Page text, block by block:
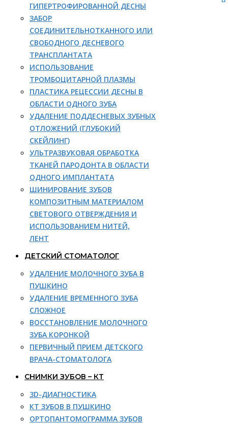
ГИПЕРТРОФИРОВАННОЙ ДЕСНЫ
ЗАБОР
СОЕДИНИТЕЛЬНОТКАННОГО ИЛИ
СВОБОДНОГО ДЕСНЕВОГО
ТРАНСПЛАНТАТА
ИСПОЛЬЗОВАНИЕ
ТРОМБОЦИТАРНОЙ ПЛАЗМЫ
ПЛАСТИКА РЕЦЕССИИ ДЕСНЫ В
ОБЛАСТИ ОДНОГО ЗУБА
УДАЛЕНИЕ ПОДДЕСНЕВЫХ ЗУБНЫХ
ОТЛОЖЕНИЙ (ГЛУБОКИЙ
СКЕЙЛИНГ)
УЛЬТРАЗВУКОВАЯ ОБРАБОТКА
ТКАНЕЙ ПАРОДОНТА В ОБЛАСТИ
ОДНОГО ИМПЛАНТАТА
ШИНИРОВАНИЕ ЗУБОВ
КОМПОЗИТНЫМ МАТЕРИАЛОМ
СВЕТОВОГО ОТВЕРЖДЕНИЯ И
ИСПОЛЬЗОВАНИЕМ НИТЕЙ,
ЛЕНТ
ДЕТСКИЙ СТОМАТОЛОГ
УДАЛЕНИЕ МОЛОЧНОГО ЗУБА В
ПУШКИНО
УДАЛЕНИЕ ВРЕМЕННОГО ЗУБА
СЛОЖНОЕ
ВОССТАНОВЛЕНИЕ МОЛОЧНОГО
ЗУБА КОРОНКОЙ
ПЕРВИЧНЫЙ ПРИЕМ ДЕТСКОГО
ВРАЧА-СТОМАТОЛОГА
СНИМКИ ЗУБОВ – КТ
3D-ДИАГНОСТИКА
КТ ЗУБОВ В ПУШКИНО
ОРТОПАНТОМОГРАММА ЗУБОВ